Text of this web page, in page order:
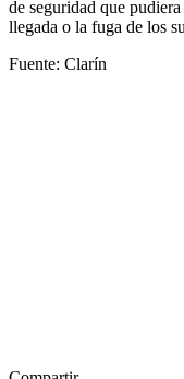
de seguridad que
llegada o la fuga de los
Fuente: Clarín